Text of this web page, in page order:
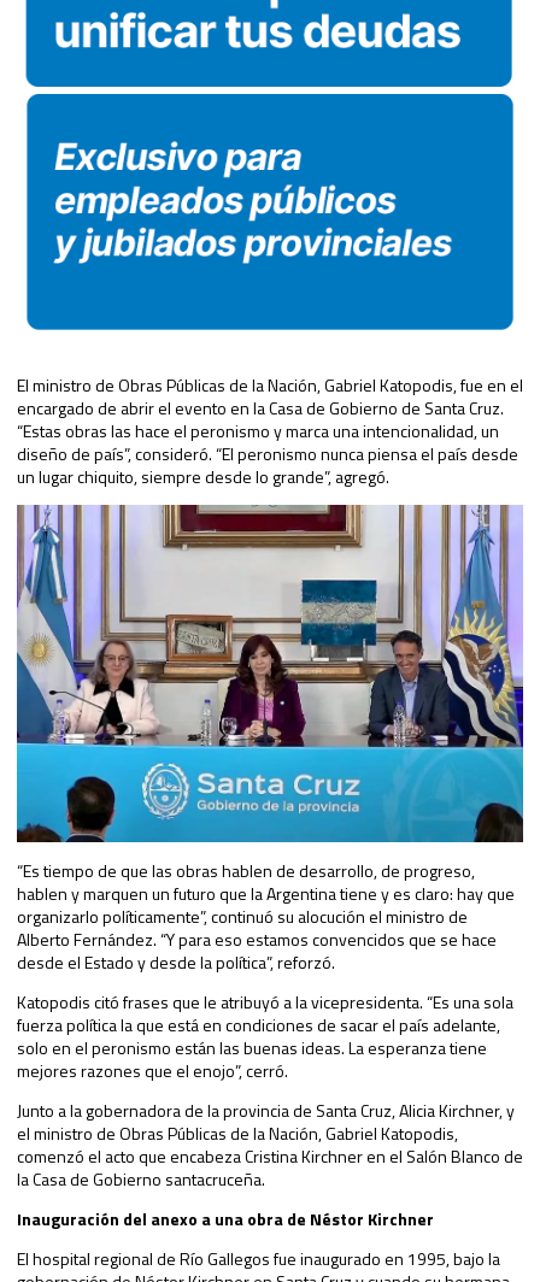
El ministro de Obras Públicas de la Nación, Gabriel Katopodis, fue en el
encargado de abrir el evento en la Casa de Gobierno de Santa Cruz.
“Estas obras las hace el peronismo y marca una intencionalidad, un
diseño de país”, consideró. “El peronismo nunca piensa el país desde
un lugar chiquito, siempre desde lo grande”, agregó.
“Es tiempo de que las obras hablen de desarrollo, de progreso,
hablen y marquen un futuro que la Argentina tiene y es claro: hay que
organizarlo políticamente”, continuó su alocución el ministro de
Alberto Fernández. “Y para eso estamos convencidos que se hace
desde el Estado y desde la política”, reforzó.
Katopodis citó frases que le atribuyó a la vicepresidenta. “Es una sola
fuerza política la que está en condiciones de sacar el país adelante,
solo en el peronismo están las buenas ideas. La esperanza tiene
mejores razones que el enojo”, cerró.
Junto a la gobernadora de la provincia de Santa Cruz, Alicia Kirchner, y
el ministro de Obras Públicas de la Nación, Gabriel Katopodis,
comenzó el acto que encabeza Cristina Kirchner en el Salón Blanco de
la Casa de Gobierno santacruceña.
Inauguración del anexo a una obra de Néstor Kirchner
El hospital regional de Río Gallegos fue inaugurado en 1995, bajo la